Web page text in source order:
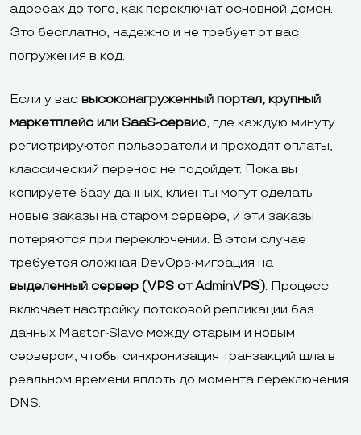
адресах до того, как переключат основной домен.
Это бесплатно, надежно и не требует от вас
погружения в код.
Если у вас высоконагруженный портал, крупный
маркетплейс или SaaS-сервис, где каждую минуту
регистрируются пользователи и проходят оплаты,
классический перенос не подойдет. Пока вы
копируете базу данных, клиенты могут сделать
новые заказы на старом сервере, и эти заказы
потеряются при переключении. В этом случае
требуется сложная DevOps-миграция на
выделенный сервер (VPS от AdminVPS). Процесс
включает настройку потоковой репликации баз
данных Master-Slave между старым и новым
сервером, чтобы синхронизация транзакций шла в
реальном времени вплоть до момента переключения
DNS.